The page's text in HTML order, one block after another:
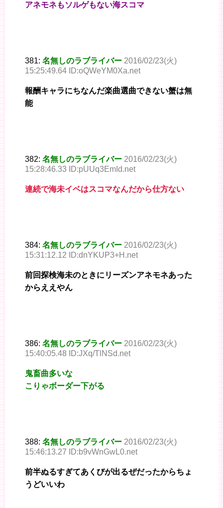
アネモネもソルゲもない海スコマ
381: 名無しのラブライバー 2016/02/23(火)
15:25:49.64 ID:oQWeYM0Xa.net
報酬キャラにちなんだ楽曲選曲できない蟹は無
能
382: 名無しのラブライバー 2016/02/23(火)
15:28:46.33 ID:pUUq3EmId.net
連続で海未イベはスコマなんだから仕方ない
384: 名無しのラブライバー 2016/02/23(火)
15:31:12.12 ID:dnYKUP3+H.net
前回探検海未のときにリーズンアネモネあった
からええやん
386: 名無しのラブライバー 2016/02/23(火)
15:40:05.48 ID:JXq/TlNSd.net
鬼畜曲多いな
こりゃボーダー下がる
388: 名無しのラブライバー 2016/02/23(火)
15:46:13.27 ID:b9vWnGwL0.net
前半ぬるすぎてあくびが出るぜだったからちょ
うどいいわ